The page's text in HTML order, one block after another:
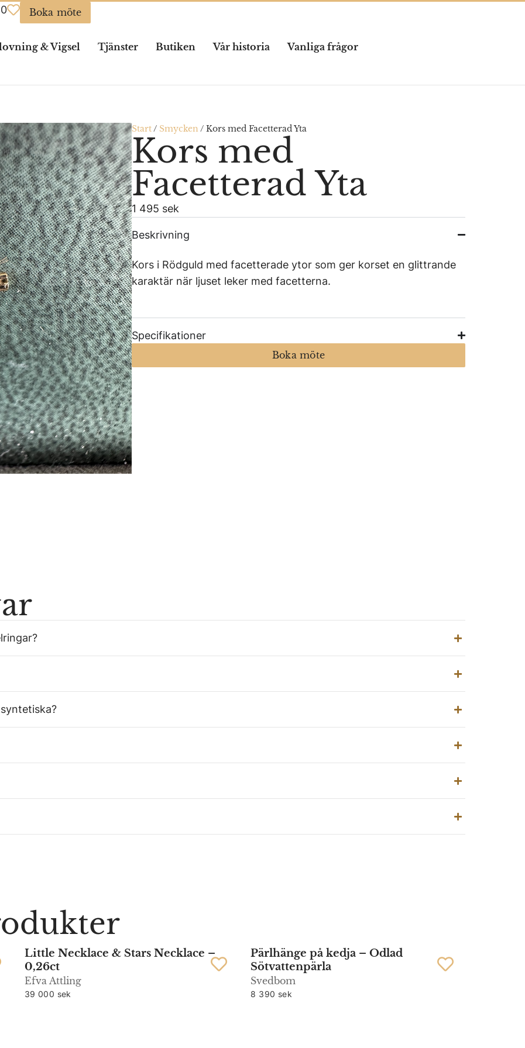
0 Boka möte
& Vigsel Tjänster Butiken Vår historia Vanliga frågor
Start/ Smycken / Kors med Facetterad Yta
Kors med
Facetterad Yta
1 495 sek
Beskrivning
Kors i Rödguld med facetterade ytor som ger korset en glittrande
karaktär när ljuset leker med facetterna.
Specifikationer
Boka möte
Little Necklace & Stars Necklace –
0,26ct
Efva Attling
39 000 sek
Pärlhänge på kedja – Odlad
Sötvattenpärla
Svedbom
8 390 sek